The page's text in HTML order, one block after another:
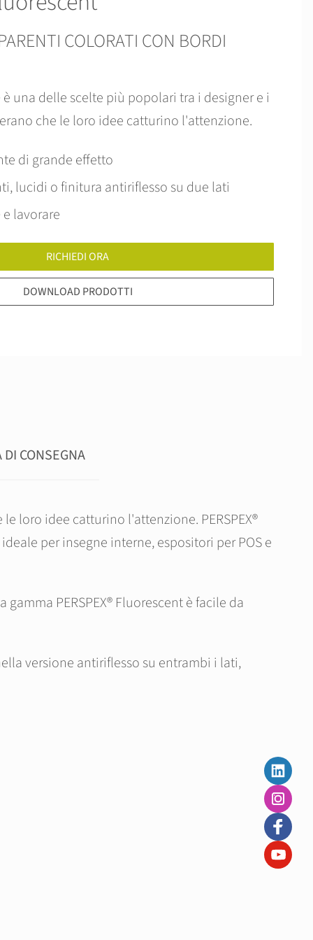
COLORATI CON BORDI
una delle scelte più popolari tra i designer e i
che le loro idee catturino l'attenzione.
di grande effetto
lucidi o finitura antiriflesso su due lati
lavorare
RICHIEDI ORA
DOWNLOAD PRODOTTI
DI CONSEGNA
loro idee catturino l'attenzione. PERSPEX®
per insegne interne, espositori per POS e
PERSPEX® Fluorescent è facile da
versione antiriflesso su entrambi i lati,